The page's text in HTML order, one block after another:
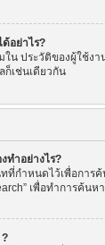
อย่าไร?
น ประวัติของผู้ใช้งา
เช่นเดียวกัน
ทำอย่างไร?
กำหนดไว้เพื่อการค้
เพื่อทำการค้นห